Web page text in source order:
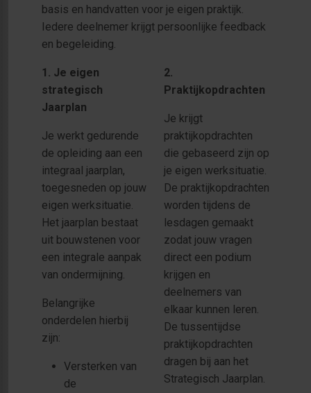
basis en handvatten voor je eigen praktijk.
Iedere deelnemer krijgt persoonlijke feedback
en begeleiding.
1. Je eigen
strategisch
Jaarplan
Je werkt gedurende
de opleiding aan een
integraal jaarplan,
toegesneden op jouw
eigen werksituatie.
Het jaarplan bestaat
uit bouwstenen voor
een integrale aanpak
van ondermijning.
Belangrijke
onderdelen hierbij
zijn:
Versterken van
de
2.
Praktijkopdrachten
Je krijgt
praktijkopdrachten
die gebaseerd zijn op
je eigen werksituatie.
De praktijkopdrachten
worden tijdens de
lesdagen gemaakt
zodat jouw vragen
direct een podium
krijgen en
deelnemers van
elkaar kunnen leren.
De tussentijdse
praktijkopdrachten
dragen bij aan het
Strategisch Jaarplan.